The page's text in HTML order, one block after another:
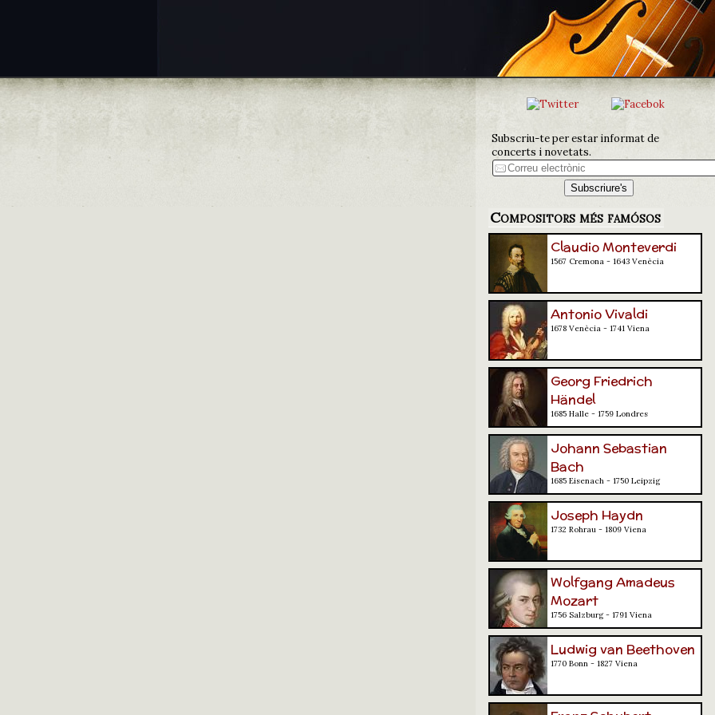
Subscriu-te per estar informat de
concerts i novetats.
Compositors més famósos
Claudio Monteverdi
1567 Cremona - 1643 Venècia
Antonio Vivaldi
1678 Venècia - 1741 Viena
Georg Friedrich
Händel
1685 Halle - 1759 Londres
Johann Sebastian
Bach
1685 Eisenach - 1750 Leipzig
Joseph Haydn
1732 Rohrau - 1809 Viena
Wolfgang Amadeus
Mozart
1756 Salzburg - 1791 Viena
Ludwig van Beethoven
1770 Bonn - 1827 Viena